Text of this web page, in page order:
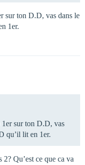
sur ton D.D, vas dans le
1er.
1er sur ton D.D, vas
qu’il lit en 1er.
Qu’est ce que ca va